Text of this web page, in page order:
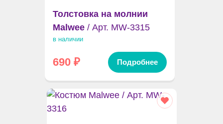
Толстовка на молнии
Malwee/ Арт. MW-3315
в наличии
690₽ Подробнее